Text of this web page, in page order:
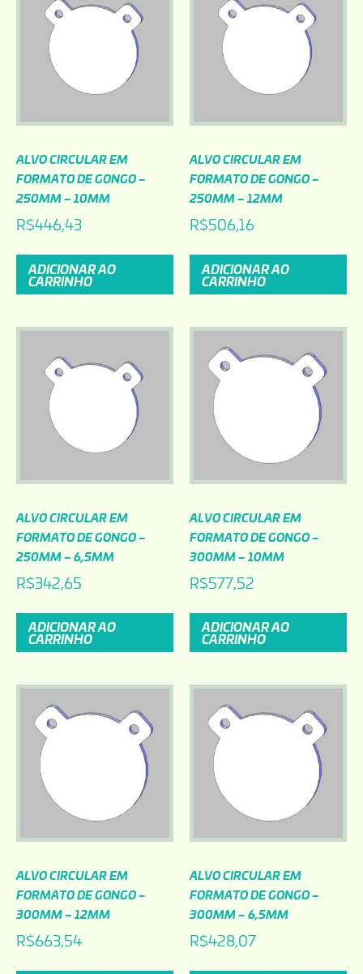
ALVO CIRCULAR EM
FORMATO DE GONGO –
250MM – 10MM
R$446,43
ADICIONAR AO
CARRINHO
ALVO CIRCULAR EM
FORMATO DE GONGO –
250MM – 12MM
R$506,16
ADICIONAR AO
CARRINHO
ALVO CIRCULAR EM
FORMATO DE GONGO –
250MM – 6,5MM
R$342,65
ADICIONAR AO
CARRINHO
ALVO CIRCULAR EM
FORMATO DE GONGO –
300MM – 10MM
R$577,52
ADICIONAR AO
CARRINHO
ALVO CIRCULAR EM
FORMATO DE GONGO –
300MM – 12MM
R$663,54
ALVO CIRCULAR EM
FORMATO DE GONGO –
300MM – 6,5MM
R$428,07